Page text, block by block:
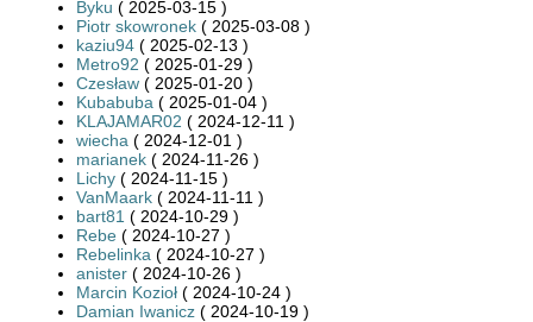
Byku ( 2025-03-15 )
Piotr skowronek ( 2025-03-08 )
kaziu94 ( 2025-02-13 )
Metro92 ( 2025-01-29 )
Czesław ( 2025-01-20 )
Kubabuba ( 2025-01-04 )
KLAJAMAR02 ( 2024-12-11 )
wiecha ( 2024-12-01 )
marianek ( 2024-11-26 )
Lichy ( 2024-11-15 )
VanMaark ( 2024-11-11 )
bart81 ( 2024-10-29 )
Rebe ( 2024-10-27 )
Rebelinka ( 2024-10-27 )
anister ( 2024-10-26 )
Marcin Kozioł ( 2024-10-24 )
Damian Iwanicz ( 2024-10-19 )